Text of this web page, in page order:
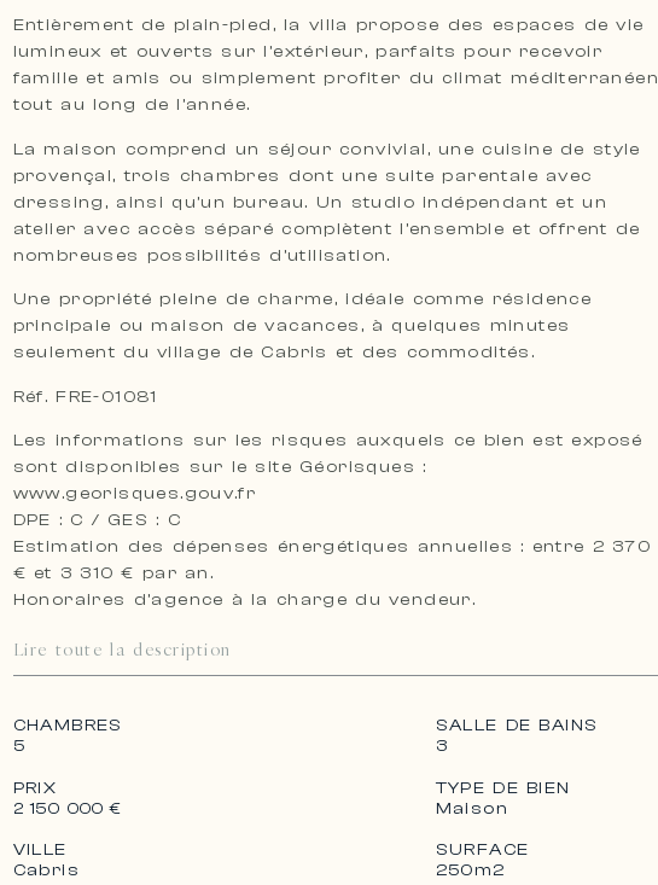
Entièrement de plain-pied, la villa propose des espaces de vie
lumineux et ouverts sur l’extérieur, parfaits pour recevoir
famille et amis ou simplement profiter du climat méditerranéen
tout au long de l’année.
La maison comprend un séjour convivial, une cuisine de style
provençal, trois chambres dont une suite parentale avec
dressing, ainsi qu’un bureau. Un studio indépendant et un
atelier avec accès séparé complètent l’ensemble et offrent de
nombreuses possibilités d’utilisation.
Une propriété pleine de charme, idéale comme résidence
principale ou maison de vacances, à quelques minutes
seulement du village de Cabris et des commodités.
Réf. FRE-01081
Les informations sur les risques auxquels ce bien est exposé
sont disponibles sur le site Géorisques :
www.georisques.gouv.fr
DPE : C / GES : C
Estimation des dépenses énergétiques annuelles : entre 2 370
€ et 3 310 € par an.
Honoraires d’agence à la charge du vendeur.
Lire toute la description
CHAMBRES
5
SALLE DE BAINS
3
PRIX
2 150 000 €
TYPE DE BIEN
Maison
VILLE
Cabris
SURFACE
250m2